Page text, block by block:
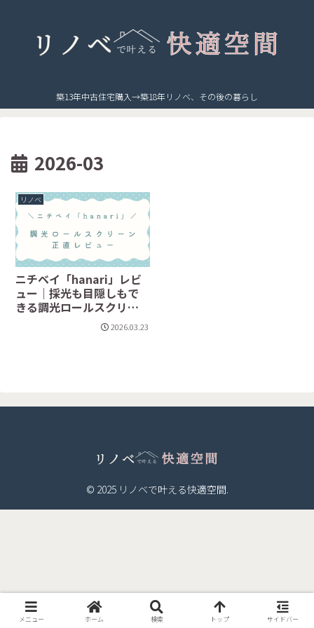
築13年中古住宅購入→築18年リノベ、その後の暮らし
2026-03
リノベ
ニチベイ「hanari」レビ
ュー｜採光も目隠しもで
きる調光ロールスクリー
2026.03.23
© 2025 リノベで叶える快適空間.
メニュー ホーム 検索 トップ サイドバー